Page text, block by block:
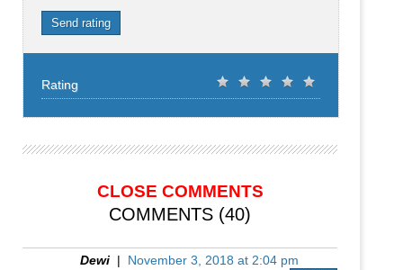
Send rating
Rating
CLOSE COMMENTS
COMMENTS (40)
Dewi | November 3, 2018 at 2:04 pm